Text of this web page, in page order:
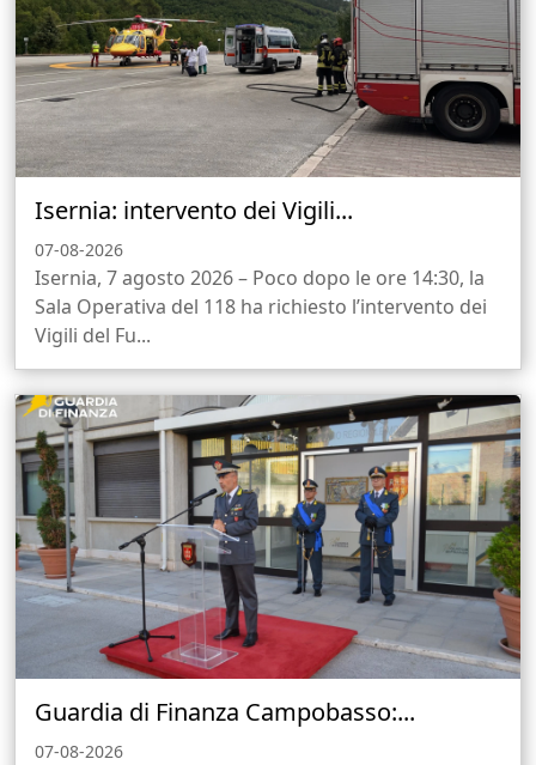
Isernia: intervento dei Vigili...
07-08-2026
Isernia, 7 agosto 2026 – Poco dopo le ore 14:30, la
Sala Operativa del 118 ha richiesto l’intervento dei
Vigili del Fu...
Guardia di Finanza Campobasso:...
07-08-2026